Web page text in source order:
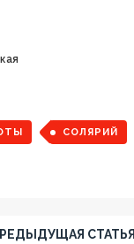
СОЛЯРИЙ
СТАТЬЯ